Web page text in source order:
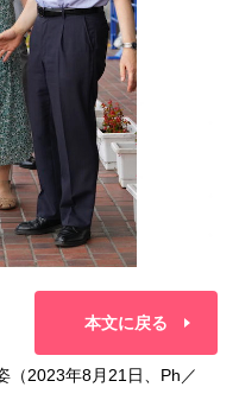
本文に戻る
（2023年8月21日、Ph／